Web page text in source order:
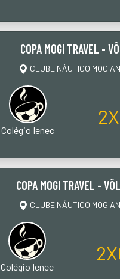
COPA MOGI TRAVEL -
CLUBE NÁUTICO
Colégio Ienec
COPA MOGI TRAVEL -
CLUBE NÁUTICO
Colégio Ienec